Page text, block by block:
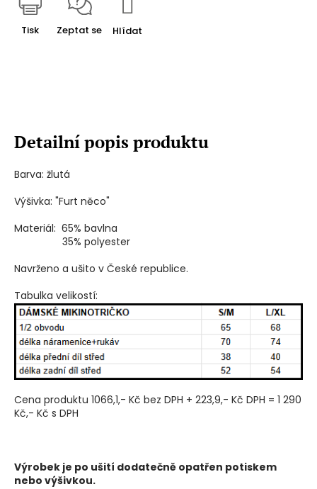
Tisk Zeptat se Hlídat
Detailní popis produktu
Barva: žlutá
Výšivka: "Furt něco"
Materiál: 65% bavlna
35% polyester
Navrženo a ušito v České republice.
Tabulka velikostí:
Cena produktu 1066,1,- Kč bez DPH + 223,9,- Kč DPH = 1 290
Kč,- Kč s DPH
Výrobek je po ušití dodatečně opatřen potiskem
nebo výšivkou.